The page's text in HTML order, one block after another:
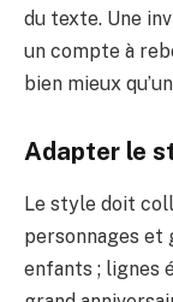
du texte. Une
un compte à
bien mieux
Adapter le
Le style doit
personnages et
enfants ; lignes